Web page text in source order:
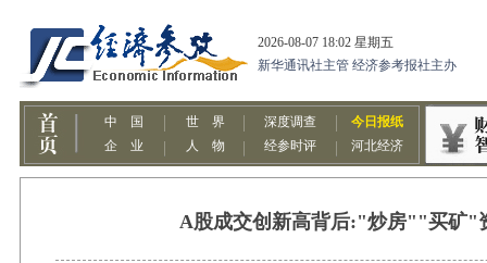
A股成交创新高背后:"炒房""买矿"